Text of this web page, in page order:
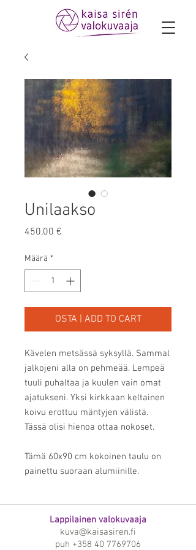
Unilaakso
450,00 €
Määrä *
OSTA | ADD TO CART
Kävelen metsässä syksyllä. Sammal
jalkojeni alla on pehmeää. Lempeä
tuuli puhaltaa ja kuulen vain omat
ajatukseni. Yksi kirkkaan keltainen
koivu erottuu mäntyjen välistä.
Tässä olisi hienoa ottaa nokoset.
Tämä 60x90 cm kokoinen taulu on
painettu suoraan alumiinille.
Lappilainen valokuvaaja
kuva@kaisasiren.fi
puh +358 40 7769706